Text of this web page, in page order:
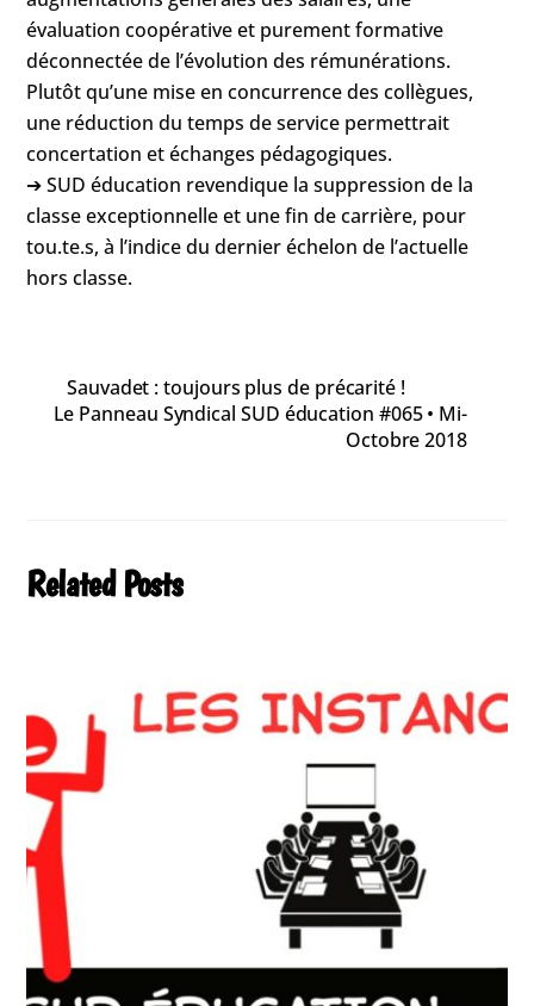
évaluation coopérative et purement formative
déconnectée de l’évolution des rémunérations.
Plutôt qu’une mise en concurrence des collègues,
une réduction du temps de service permettrait
concertation et échanges pédagogiques.
➔ SUD éducation revendique la suppression de la
classe exceptionnelle et une fin de carrière, pour
tou.te.s, à l’indice du dernier échelon de l’actuelle
hors classe.
Sauvadet : toujours plus de précarité !
Le Panneau Syndical SUD éducation #065 • Mi-
Octobre 2018
Related Posts